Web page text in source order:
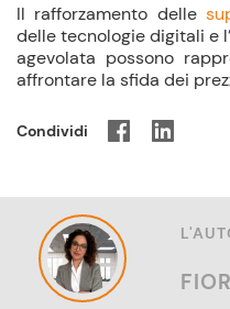
Il rafforzamento delle
delletecnologie digitali e
agevolata possono
affrontare la sfida dei
Condividi